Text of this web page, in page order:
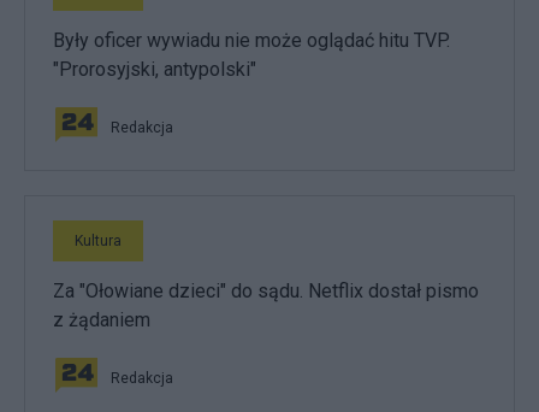
Były oficer wywiadu nie może oglądać hitu TVP.
"Prorosyjski, antypolski"
Redakcja
Kultura
Za "Ołowiane dzieci" do sądu. Netflix dostał pismo
z żądaniem
Redakcja